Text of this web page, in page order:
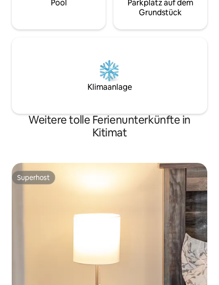
Pool
Parkplatz auf dem
Grundstück
Klimaanlage
Weitere tolle Ferienunterkünfte in
Kitimat
Superhost
Superhost